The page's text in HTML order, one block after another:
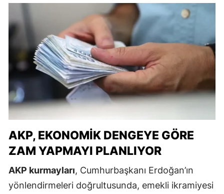
AKP, EKONOMIK DENGEYE GÖRE
ZAM YAPMAYI PLANLIYOR
AKP kurmayları, Cumhurbaşkanı Erdoğan’ın
yönlendirmeleri doğrultusunda, emekli ikramiyesi